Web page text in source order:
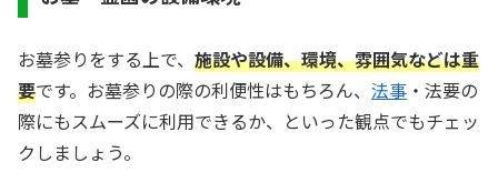
お墓参りをする上で、 施設や設備、環境、雰囲気などは重
要です。お墓参りの際の利便性はもちろん、 法事 ・法要の
際にもスムーズに利用できるか、といった観点でもチェッ
クしましょう。